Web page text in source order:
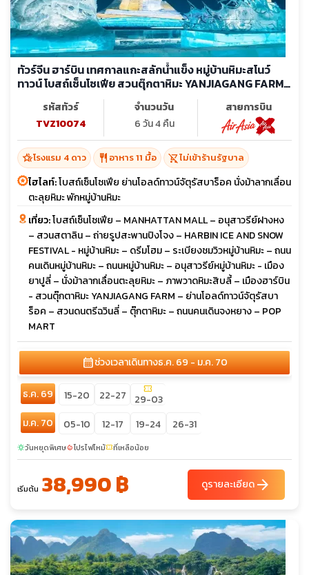
ทัวร์จีน ฮาร์บิน เทศกาลแกะสลักน้ำแข็ง หมู่บ้านหิมะสโนว์
ทาวน์ โบสถ์เซ็นโซเฟีย สวนตุ๊กตาหิมะ YANJIAGANG FARM
รหัสทัวร์
TVZ10074
จำนวนวัน
6 วัน 4 คืน
สายการบิน
hotel_classโรงแรม 4 ดาว restaurant อาหาร 11 มื้อ shopping_cart_offไม่เข้าร้านรัฐบาล
ไฮไลท์:โบสถ์เซ็นโซเฟีย ย่านโอลด์ทาวน์จัตุรัสบาร็อค นั่งม้าลากเลื่อน
ตะลุยหิมะ พักหมู่บ้านหิมะ
เที่ยว:โบสถ์เซ็นโซเฟีย – MANHATTAN MALL – อนุสาวรีย์ฝางหง
– สวนสตาลิน – ถ่ายรูปสะพานปิงโจง – HARBIN ICE AND SNOW
FESTIVAL - หมู่บ้านหิมะ – ดรีมโฮม – ระเบียงชมวิวหมู่บ้านหิมะ – ถนน
คนเดินหมู่บ้านหิมะ – ถนนหมู่บ้านหิมะ – อนุสาวรีย์หมู่บ้านหิมะ - เมือง
ยาปูลี่ – นั่งม้าลากเลื่อนตะลุยหิมะ – ภาพวาดหิมะสิบลี้ – เมืองฮาร์บิน
- สวนตุ๊กตาหิมะ YANJIAGANG FARM – ย่านโอลด์ทาวน์จัตุรัสบา
ร็อค – สวนดนตรีฉวินลี่ – ตุ๊กตาหิมะ – ถนนคนเดินจงหยาง – POP
MART
calendar_monthช่วงเวลาเดินทางธ.ค. 69 - ม.ค. 70
ธ.ค. 69 15-20 22-27 confirmation_number
29-03
ม.ค. 70
05-10 12-17 19-24 26-31
sunnyวันหยุดพิเศษlocal_fire_departmentโปรไฟไหม้confirmation_numberที่เหลือน้อย
เริ่มต้น 38,990 ฿ ดูรายละเอียดarrow_forward